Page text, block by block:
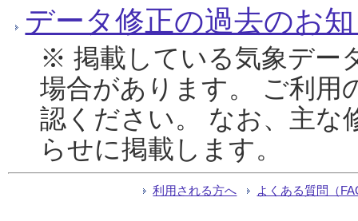
データ修正の過去のお
※ 掲載している気象デー
場合があります。 ご利用
認ください。 なお、主な
らせに掲載します。
利用される方へ よくある質問（